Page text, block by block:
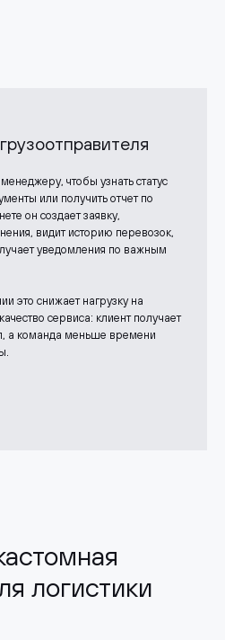
чтобы узнать статус
или получить отчет по
он создает заявку,
видит историю перевозок,
уведомления по важным
это снижает нагрузку на
сервиса: клиент получает
а команда меньше времени
логистики